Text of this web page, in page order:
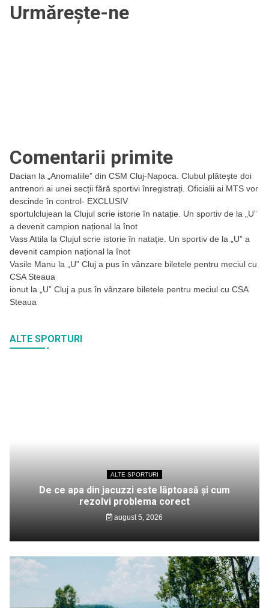
Urmărește-ne
Comentarii primite
Dacian la
„Anomaliile” din CSM Cluj-Napoca. Clubul plătește doi
antrenori ai unei secții fără sportivi înregistrați. Oficialii ai MTS vor
descinde în control- EXCLUSIV
sportulclujean la Clujul scrie istorie în natație. Un sportiv de la „U”
a devenit campion național la înot
Vass Attila la Clujul scrie istorie în natație. Un sportiv de la „U” a
devenit campion național la înot
Vasile Manu la
„U” Cluj a pus în vânzare biletele pentru meciul cu
CSA Steaua
ionut la
„U” Cluj a pus în vânzare biletele pentru meciul cu CSA
Steaua
ALTE SPORTURI
ALTE SPORTURI
De ce apa din jacuzzi este lăptoasă și cum
rezolvi problema corect
august 5, 2026